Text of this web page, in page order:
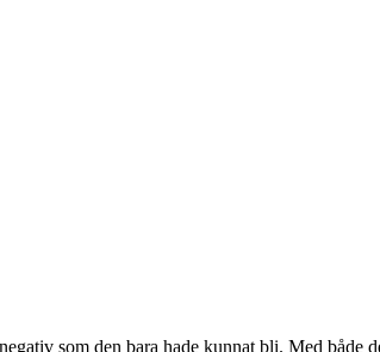
som den bara hade kunnat bli. Med